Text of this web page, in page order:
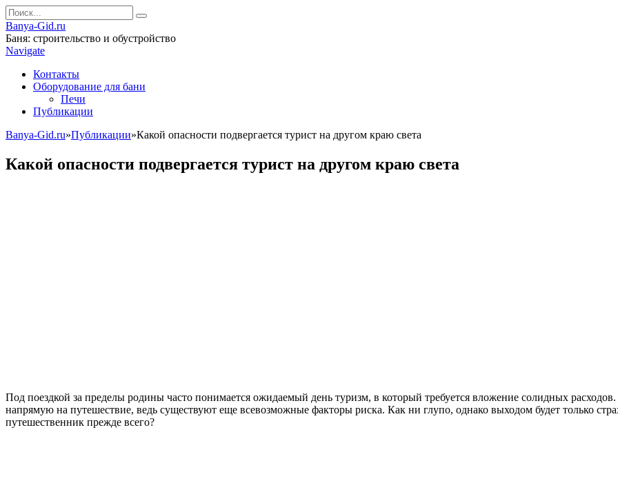
Banya-Gid.ru
Баня: строительство и обустройство
Navigate
Контакты
Оборудование для бани
Печи
Публикации
Banya-Gid.ru»Публикации»Какой опасности подвергается турист на другом краю света
Какой опасности подвергается турист на другом краю света
Под поездкой за пределы родины часто понимается ожидаемый день туризм, в который требуется вложение солидных
напрямую на путешествие, ведь существуют еще всевозможные факторы риска. Как ни глупо, однако выходом будет только
путешественник прежде всего?